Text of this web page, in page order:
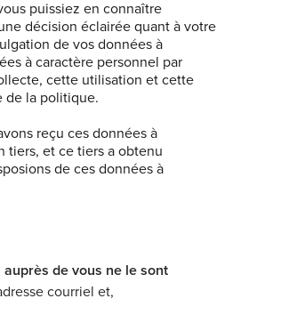
puissiez en connaître
décision éclairée quant à votre
de vos données à
à caractère personnel par
cette utilisation et cette
de la politique.
reçu ces données à
tiers, et ce tiers a obtenu
de ces données à
de vous ne le sont
courriel et,